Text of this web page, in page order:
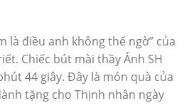
là điều anh không thể ngờ” của
Chiếc bút mài thầy Ánh SH
44 giây. Đây là món quà của
tặng cho Thịnh nhân ngày